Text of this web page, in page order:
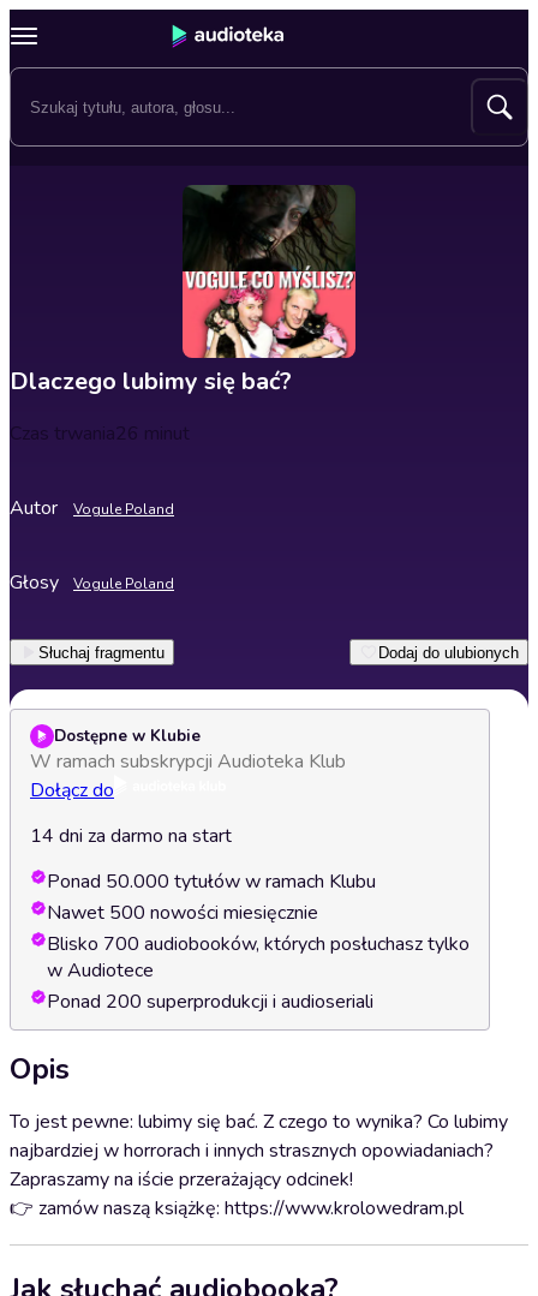
Dlaczego lubimy się bać?
Czas trwania26 minut
Autor Vogule Poland
Głosy Vogule Poland
Słuchaj fragmentu Dodaj do ulubionych
Dostępne w Klubie
W ramach subskrypcji Audioteka Klub
Dołącz do
14 dni za darmo na start
Ponad 50.000 tytułów w ramach Klubu
Nawet 500 nowości miesięcznie
Blisko 700 audiobooków, których posłuchasz tylko
w Audiotece
Ponad 200 superprodukcji i audioseriali
Opis
To jest pewne: lubimy się bać. Z czego to wynika? Co lubimy
najbardziej w horrorach i innych strasznych opowiadaniach?
Zapraszamy na iście przerażający odcinek!
👉 zamów naszą książkę: https://www.krolowedram.pl